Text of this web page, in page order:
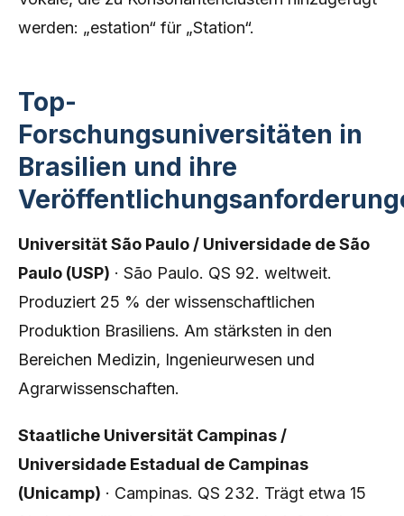
werden: „estation“ für „Station“.
Top-
Forschungsuniversitäten in
Brasilien und ihre
Universität São Paulo / Universidade de São
Paulo (USP) · São Paulo. QS 92. weltweit.
Produziert 25 % der wissenschaftlichen
Produktion Brasiliens. Am stärksten in den
Bereichen Medizin, Ingenieurwesen und
Agrarwissenschaften.
Staatliche Universität Campinas /
Universidade Estadual de Campinas
(Unicamp) · Campinas. QS 232. Trägt etwa 15